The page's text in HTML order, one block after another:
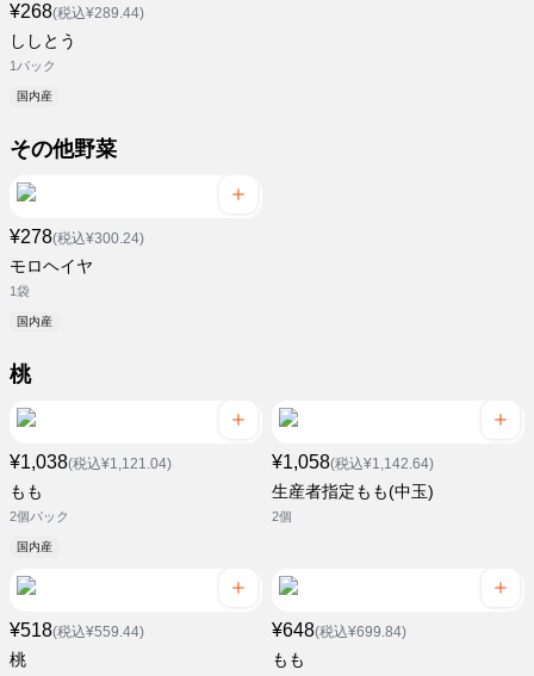
¥268(税込¥289.44)
ししとう
1パック
国内産
その他野菜
¥278(税込¥300.24)
モロヘイヤ
1袋
国内産
桃
¥1,038(税込¥1,121.04)
もも
2個パック
国内産
¥1,058(税込¥1,142.64)
生産者指定もも(中玉)
2個
¥518(税込¥559.44)
桃
¥648(税込¥699.84)
もも